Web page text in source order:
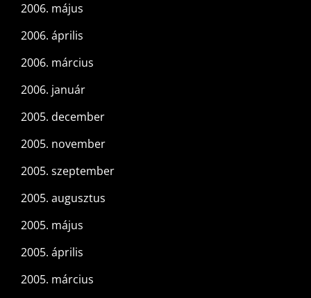
2006. május
2006. április
2006. március
2006. január
2005. december
2005. november
2005. szeptember
2005. augusztus
2005. május
2005. április
2005. március